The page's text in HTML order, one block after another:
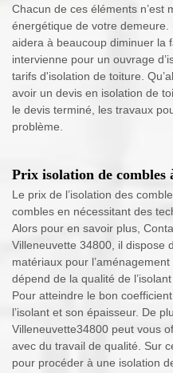
Chacun de ces éléments n’est
énergétique de votre
aidera à beaucoup diminuer la
intervienne pour un ouvrage
tarifs d'isolation de toiture.
avoir un devis en isolation de
le devis terminé, les travaux
problème.
Prix isolation de combles
Le prix de l’isolation des
combles en nécessitant des
Alors pour en savoir plus,
Villeneuvette 34800, il dispose
matériaux pour
dépend de la qualité de
Pour atteindre le bon
l’isolant et son épaisseur. De
Villeneuvette34800 peut vous
avec du travail de qualité. Sur
pour procéder à une isolation